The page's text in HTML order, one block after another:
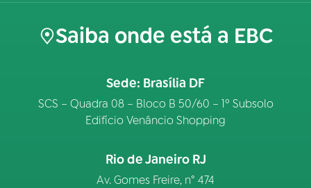
Saiba onde está a EBC
Sede: Brasília DF
SCS – Quadra 08 – Bloco B 50/60 – 1º Subsolo
Edifício Venâncio Shopping
Rio de Janeiro RJ
Av. Gomes Freire, n° 474